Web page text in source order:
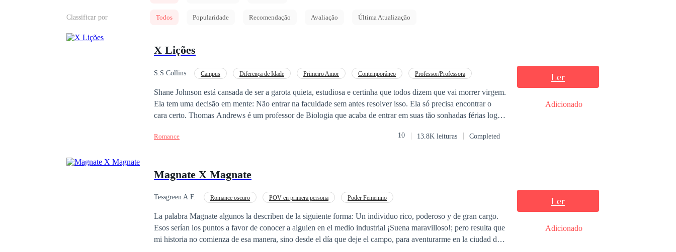
Classificar por Todos Popularidade Recomendação Avaliação Última Atualização
X Lições
S.S Collins Campus Diferença de Idade Primeiro Amor Contemporâneo
Professor/Professora
Shane Johnson está cansada de ser a garota quieta, estudiosa e certinha que todos dizem que vai morrer virgem.
Ela tem uma decisão em mente: Não entrar na faculdade sem antes resolver isso. Ela só precisa encontrar o
cara certo. Thomas Andrews é um professor de Biologia que acaba de entrar em suas tão sonhadas férias logo
caminho dos dois se cruzam e Shane fará uma proposta no mínimo irrecusável a Thomas.
Romance 10 13.8K leituras Completed
Ler
Adicionado
Magnate X Magnate
Tessgreen A.F. Romance oscuro POV en primera persona Poder Femenino
La palabra Magnate algunos la describen de la siguiente forma: Un individuo rico, poderoso y de gran cargo.
Esos serían los puntos a favor de conocer a alguien en el medio industrial ¡Suena maravilloso!; pero resulta que
mi historia no comienza de esa manera, sino desde el día que deje el campo, para aventurarme en la ciudad de
Ler
Adicionado